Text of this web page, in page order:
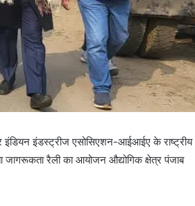
इंडियन इंडस्ट्रीज एसोसिएशन-आईआईए के राष्ट्रीय
रैली का आयोजन औद्योगिक क्षेत्र पंजाब